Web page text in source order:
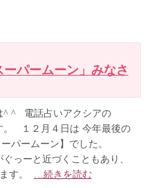
ーパームーン」みなさ
^ ^ 電話占いアクシアの
。 １２月４日は 今年最後の
ーパームーン】でした。
っーと近づくこともあり、
す。
…続きを読む